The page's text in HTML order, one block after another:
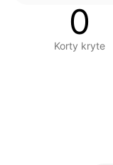
0
Korty kryte